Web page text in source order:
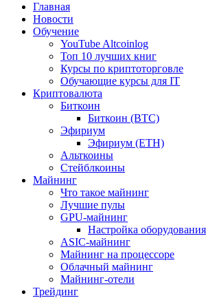
Главная
Новости
Обучение
YouTube Altcoinlog
Топ 10 лучших книг
Курсы по криптоторговле
Обучающие курсы для IT
Криптовалюта
Биткоин
Биткоин (BTC)
Эфириум
Эфириум (ETH)
Альткоины
Стейблкоины
Майнинг
Что такое майнинг
Лучшие пулы
GPU-майнинг
Настройка оборудования
ASIC-майнинг
Майнинг на процессоре
Облачный майнинг
Майнинг-отели
Трейдинг